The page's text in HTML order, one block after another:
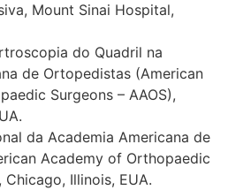
Mount Sinai Hospital,
do Quadril na
de Ortopedistas (American
Surgeons – AAOS),
da Academia Americana de
Academy of Orthopaedic
Chicago, Illinois, EUA.